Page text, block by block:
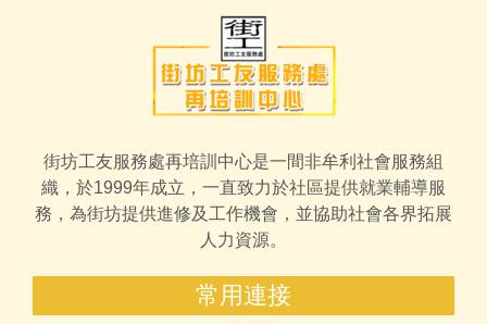
街坊工友服務處再培訓中心是一間非牟利社會服務組
織，於1999年成立，一直致力於社區提供就業輔導服
務，為街坊提供進修及工作機會，並協助社會各界拓展
人力資源。
常用連接